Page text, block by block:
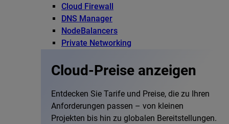
Cloud Firewall
DNS Manager
NodeBalancers
Private Networking
Cloud-Preise anzeigen
Entdecken Sie Tarife und Preise, die zu Ihren
Anforderungen passen – von kleinen
Projekten bis hin zu globalen Bereitstellungen.